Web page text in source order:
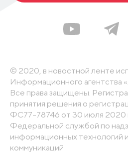
© 2020, в новостной ленте
Информационного агентства
Все права защищены.
принятия решения о
ФС77-78746 от 30 июля 2020
Федеральной службой по
информационных технологий
коммуникаций